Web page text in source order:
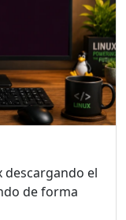
descargando el
de forma